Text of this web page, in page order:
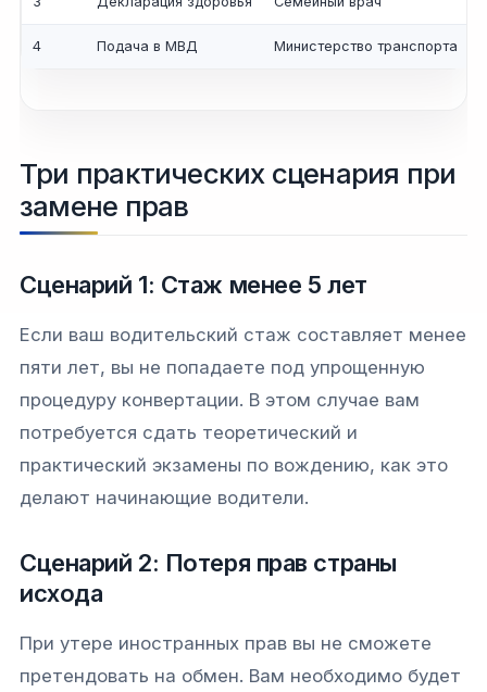
4 Подача в МВД Министерство транспорта
Три практических сценария при
замене прав
Сценарий 1: Стаж менее 5 лет
Если ваш водительский стаж составляет менее
пяти лет, вы не попадаете под упрощенную
процедуру конвертации. В этом случае вам
потребуется сдать теоретический и
практический экзамены по вождению, как это
делают начинающие водители.
Сценарий 2: Потеря прав страны
исхода
При утере иностранных прав вы не сможете
претендовать на обмен. Вам необходимо будет